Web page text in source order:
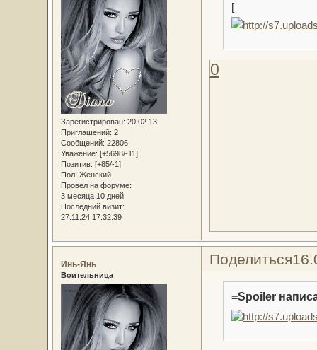
Зарегистрирован: 20.02.13
Приглашений: 2
Сообщений: 22806
Уважение: [+5698/-11]
Позитив: [+85/-1]
Пол: Женский
Провел на форуме:
3 месяца 10 дней
Последний визит:
27.11.24 17:32:39
[
0
Поделиться
Инь-Янь
Воительница
=Spoiler